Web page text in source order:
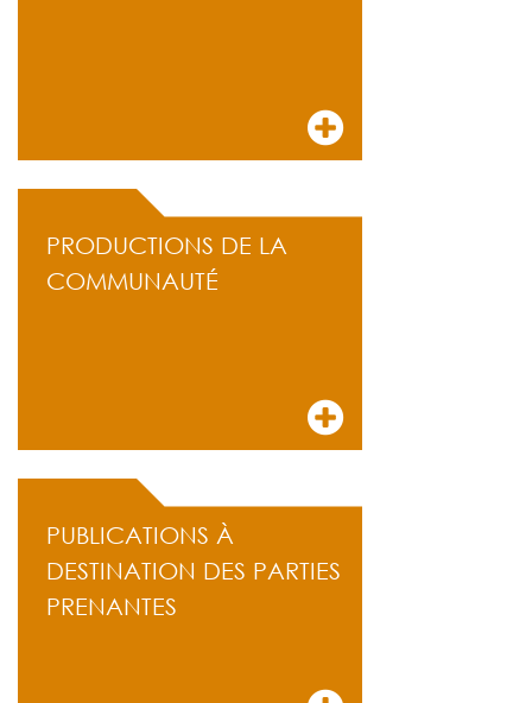
PRODUCTIONS DE LA
COMMUNAUTÉ
PUBLICATIONS À
DESTINATION DES PARTIES
PRENANTES